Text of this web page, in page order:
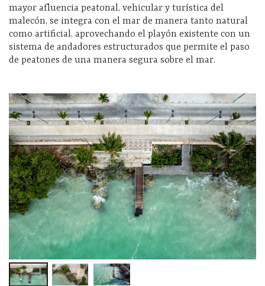
mayor afluencia peatonal, vehicular y turística del
malecón, se integra con el mar de manera tanto natural
como artificial, aprovechando el playón existente con un
sistema de andadores estructurados que permite el paso
de peatones de una manera segura sobre el mar.